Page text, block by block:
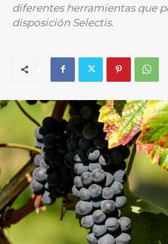
diferentes herramientas que
disposición Selectis.